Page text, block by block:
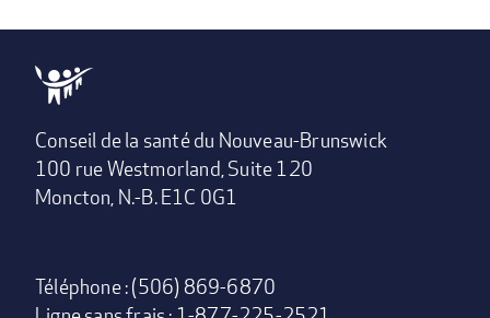
Conseil de la santé du Nouveau-Brunswick
100 rue Westmorland, Suite 120
Moncton, N.-B. E1C 0G1
Téléphone : (506) 869-6870